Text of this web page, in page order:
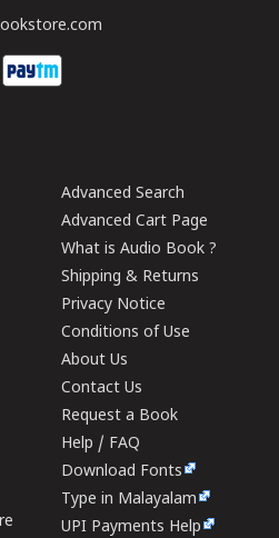
Advanced Search
Advanced Cart Page
What is Audio Book ?
Shipping & Returns
Privacy Notice
Conditions of Use
About Us
Contact Us
Request a Book
Help / FAQ
Download Fonts
Type in Malayalam
UPI Payments Help